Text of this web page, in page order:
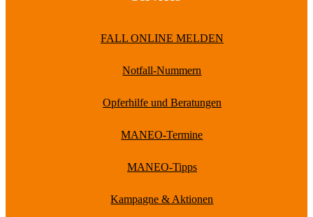
FALL ONLINE MELDEN
Notfall-Nummern
Opferhilfe und Beratungen
MANEO-Termine
MANEO-Tipps
Kampagne & Aktionen